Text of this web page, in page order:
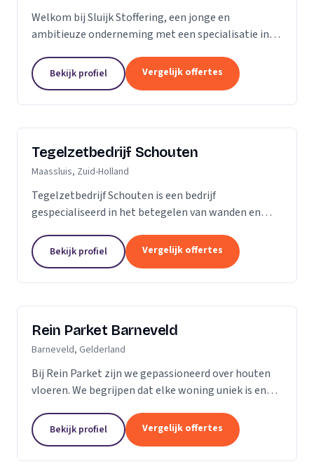
Welkom bij Sluijk Stoffering, een jonge en
ambitieuze onderneming met een specialisatie in
kunnen we zeggen dat we al 20 jaar onze expertise...
Bekijk profiel Vergelijk offertes
Tegelzetbedrijf Schouten
Maassluis, Zuid-Holland
Tegelzetbedrijf Schouten is een bedrijf
gespecialiseerd in het betegelen van wanden en
bedrijven als particulieren. Nieuwbouw- of
renovatieprojecten,...
Bekijk profiel Vergelijk offertes
Rein Parket Barneveld
Barneveld, Gelderland
Bij Rein Parket zijn we gepassioneerd over houten
vloeren. We begrijpen dat elke woning uniek is en
past bij uw stijl en behoeften. Of u nu op zoek...
Bekijk profiel Vergelijk offertes